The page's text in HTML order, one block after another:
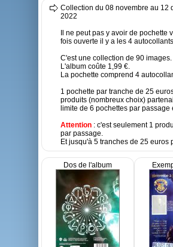
Collection du 08 novembre au 12
2022
Il ne peut pas y avoir de pochette
fois ouverte il y a les 4
C'est une collection de 90 images.
L'album coûte 1,99 €.
La pochette comprend 4
1 pochette par tranche de 25
produits (nombreux choix)
limite de 6 pochettes par passage
Attention : c'est seulement 1
par passage.
Et jusqu'à 5 tranches de 25 euros
Dos de l'album